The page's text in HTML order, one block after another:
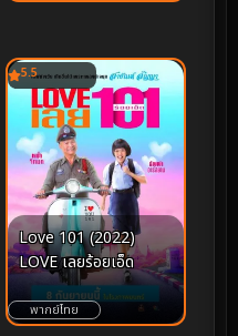
5.5
Love 101 (2022)
LOVE เลยร้อยเอ็ด
พากย์ไทย